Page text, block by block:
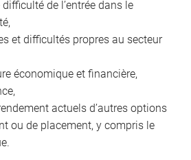
de l’entrée dans le
et difficultés propres au secteur
économique et financière,
actuels d’autres options
ou de placement, y compris le